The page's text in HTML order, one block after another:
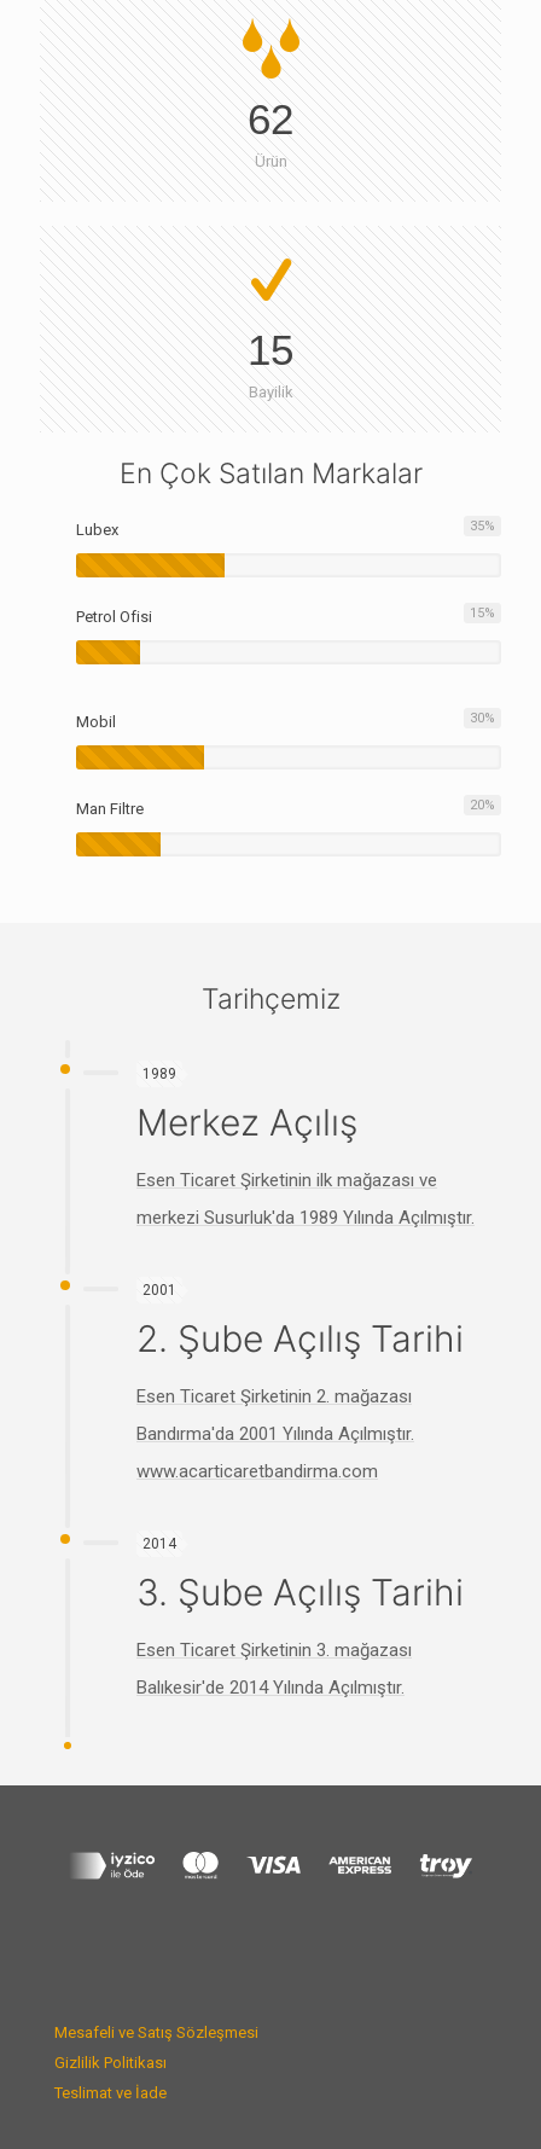
62
Ürün
15
Bayilik
En Çok Satılan Markalar
Lubex 35%
Petrol Ofisi 15%
Mobil 30%
Man Filtre 20%
Tarihçemiz
1989
Merkez Açılış
Esen Ticaret Şirketinin ilk mağazası ve
merkezi Susurluk'da 1989 Yılında Açılmıştır.
2001
2. Şube Açılış Tarihi
Esen Ticaret Şirketinin 2. mağazası
Bandırma'da 2001 Yılında Açılmıştır.
www.acarticaretbandirma.com
2014
3. Şube Açılış Tarihi
Esen Ticaret Şirketinin 3. mağazası
Balıkesir'de 2014 Yılında Açılmıştır.
Mesafeli ve Satış Sözleşmesi
Gizlilik Politikası
Teslimat ve İade